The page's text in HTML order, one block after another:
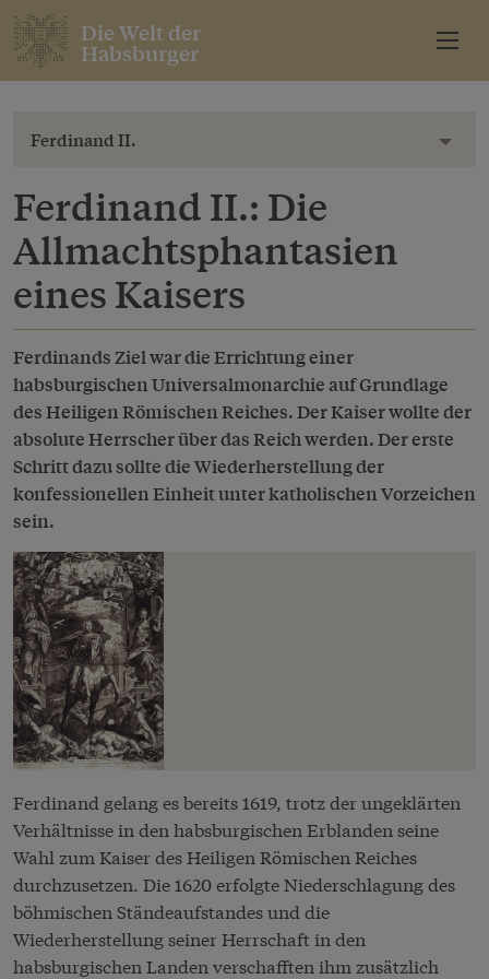
Die Welt der
Habsburger
Ferdinand II.
Ferdinand II.: Die
Allmachtsphantasien
eines Kaisers
Ferdinands Ziel war die Errichtung einer
habsburgischen Universalmonarchie auf Grundlage
des Heiligen Römischen Reiches. Der Kaiser wollte der
absolute Herrscher über das Reich werden. Der erste
Schritt dazu sollte die Wiederherstellung der
konfessionellen Einheit unter katholischen Vorzeichen
sein.
Ferdinand gelang es bereits 1619, trotz der ungeklärten
Verhältnisse in den habsburgischen Erblanden seine
Wahl zum Kaiser des Heiligen Römischen Reiches
durchzusetzen. Die 1620 erfolgte Niederschlagung des
böhmischen Ständeaufstandes und die
Wiederherstellung seiner Herrschaft in den
habsburgischen Landen verschafften ihm zusätzlich